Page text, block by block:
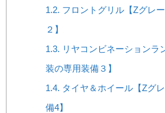
1.2. フロントグリル【Zグレ
２】
1.3. リヤコンビネーションラ
装の専用装備３】
1.4. タイヤ＆ホイール【Zグ
備4】